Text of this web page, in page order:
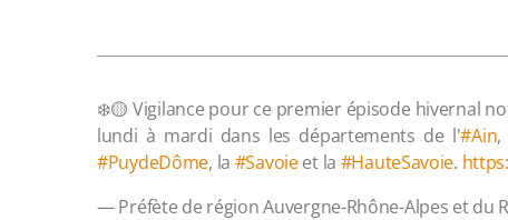
❄️🟡 Vigilance pour ce premier épisode hivernal
lundi à mardi dans les départements de l'#Ain,
#PuydeDôme, la #Savoieet la #HauteSavoie.
— Préfète de région Auvergne-Rhône-Alpes et du